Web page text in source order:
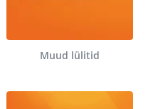
Muud lülitid